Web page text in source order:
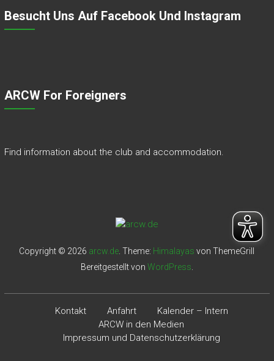
Besucht Uns Auf Facebook Und Instagram
ARCW For Foreigners
Find information about the club and accommodation.
Copyright © 2026 arcw.de . Theme: Himalayas von ThemeGrill
Bereitgestellt von WordPress
Kontakt Anfahrt
Kalender – Intern
ARCW in den Medien
Impressum und Datenschutzerklärung